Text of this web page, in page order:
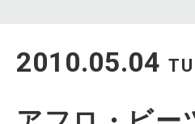
2010.05.04